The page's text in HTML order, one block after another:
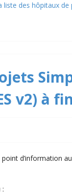
liste des hôpitaux de
v2) à
d’information
: